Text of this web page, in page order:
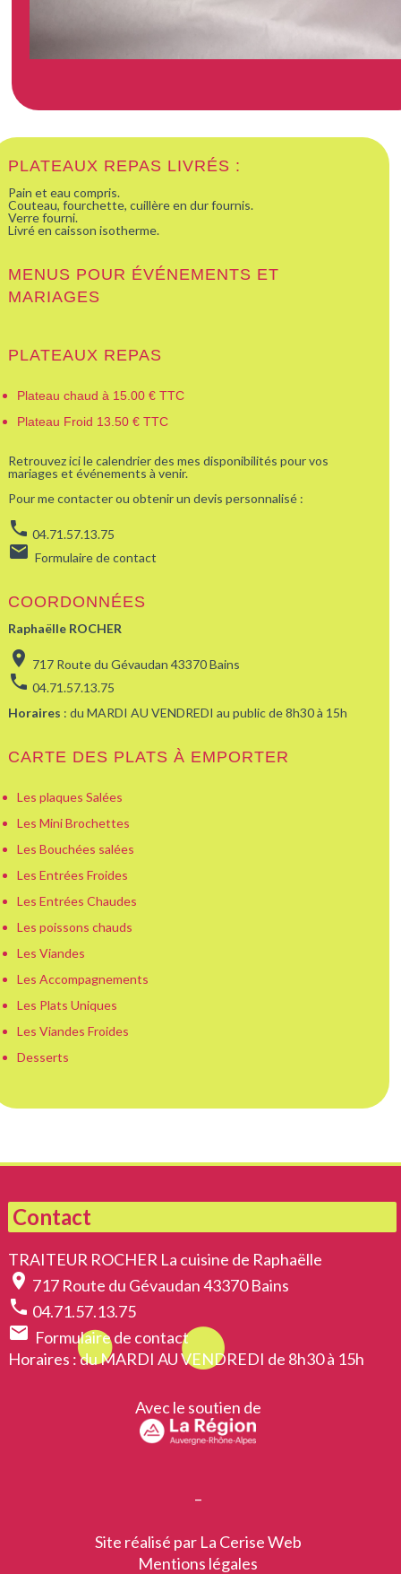
PLATEAUX REPAS LIVRÉS :
Pain et eau compris.
Couteau, fourchette, cuillère en dur fournis.
Verre fourni.
Livré en caisson isotherme.
MENUS POUR ÉVÉNEMENTS ET
MARIAGES
PLATEAUX REPAS
Plateau chaud à 15.00 € TTC
Plateau Froid 13.50 € TTC
Retrouvez ici le calendrier des mes disponibilités pour vos
mariages et événements à venir.
Pour me contacter ou obtenir un devis personnalisé :
phone 04.71.57.13.75
emailFormulaire de contact
COORDONNÉES
Raphaëlle ROCHER
location_on 717 Route du Gévaudan 43370 Bains
phone 04.71.57.13.75
Horaires : du MARDI AU VENDREDI au public de 8h30 à 15h
CARTE DES PLATS À EMPORTER
Les plaques Salées
Les Mini Brochettes
Les Bouchées salées
Les Entrées Froides
Les Entrées Chaudes
Les poissons chauds
Les Viandes
Les Accompagnements
Les Plats Uniques
Les Viandes Froides
Desserts
Contact
TRAITEUR ROCHER La cuisine de Raphaëlle
location_on 717 Route du Gévaudan 43370 Bains
phone 04.71.57.13.75
email Formulaire de contact
Horaires : du MARDI AU VENDREDI de 8h30 à 15h
Avec le soutien de
–
Site réalisé par La Cerise Web
Mentions légales